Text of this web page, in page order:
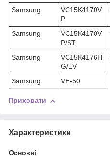
Samsung
VC15K4170V
P
Samsung
VC15K4170V
P/ST
Samsung
VC15K4176H
G/EV
Samsung
VH-50
Приховати
Характеристики
Основні